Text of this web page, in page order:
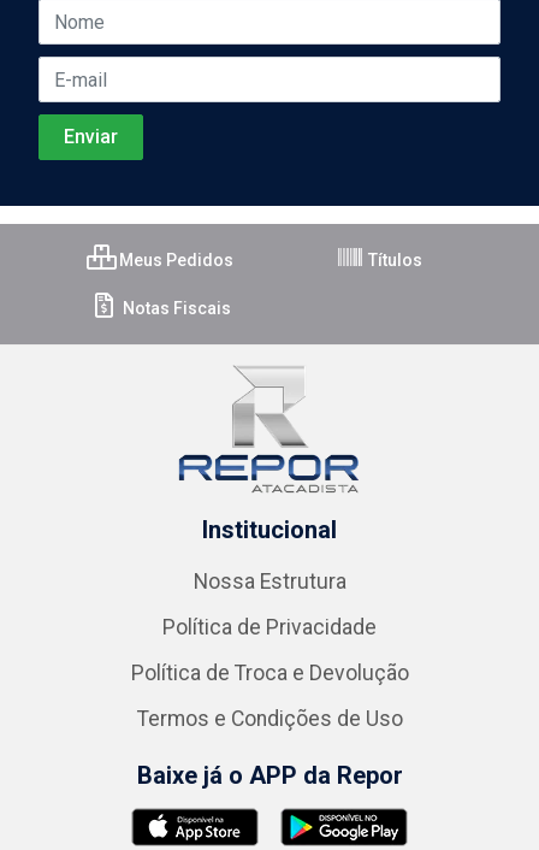
Meus Pedidos Títulos
Notas Fiscais
Institucional
Nossa Estrutura
Política de Privacidade
Política de Troca e Devolução
Termos e Condições de Uso
Baixe já o APP da Repor